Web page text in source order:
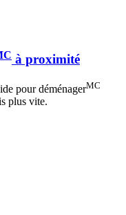
à proximité
pour déménagerMC
plus vite.